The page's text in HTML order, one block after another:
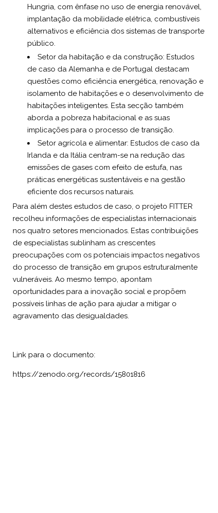
Hungria, com ênfase no uso de energia renovável,
implantação da mobilidade elétrica, combustíveis
alternativos e eficiência dos sistemas de transporte
público.
Setor da habitação e da construção: Estudos
de caso da Alemanha e de Portugal destacam
questões como eficiência energética, renovação e
isolamento de habitações e o desenvolvimento de
habitações inteligentes. Esta secção também
aborda a pobreza habitacional e as suas
implicações para o processo de transição.
Setor agrícola e alimentar: Estudos de caso da
Irlanda e da Itália centram-se na redução das
emissões de gases com efeito de estufa, nas
práticas energéticas sustentáveis e na gestão
eficiente dos recursos naturais.
Para além destes estudos de caso, o projeto FITTER
recolheu informações de especialistas internacionais
nos quatro setores mencionados. Estas contribuições
de especialistas sublinham as crescentes
preocupações com os potenciais impactos negativos
do processo de transição em grupos estruturalmente
vulneráveis. Ao mesmo tempo, apontam
oportunidades para a inovação social e propõem
possíveis linhas de ação para ajudar a mitigar o
agravamento das desigualdades.
Link para o documento:
https://zenodo.org/records/15801816